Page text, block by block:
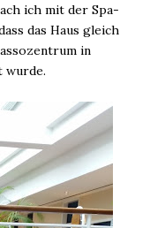
ich mit der Spa-
das Haus gleich
in
wurde.